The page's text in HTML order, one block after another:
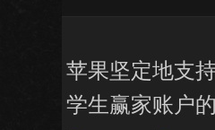
苹果坚定地支
学生赢家账户的